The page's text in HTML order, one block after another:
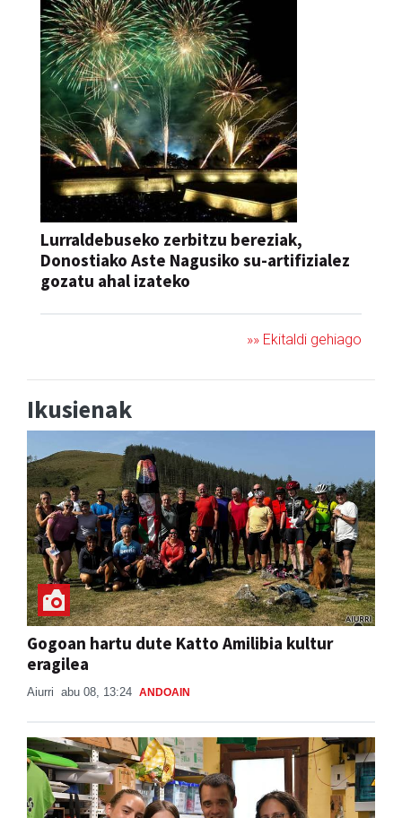
Lurraldebuseko zerbitzu bereziak,
Donostiako Aste Nagusiko su-artifizialez
gozatu ahal izateko
»» Ekitaldi gehiago
Ikusienak
Gogoan hartu dute Katto Amilibia kultur
eragilea
Aiurri abu 08, 13:24 ANDOAIN